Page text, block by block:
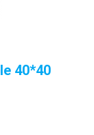
40*40